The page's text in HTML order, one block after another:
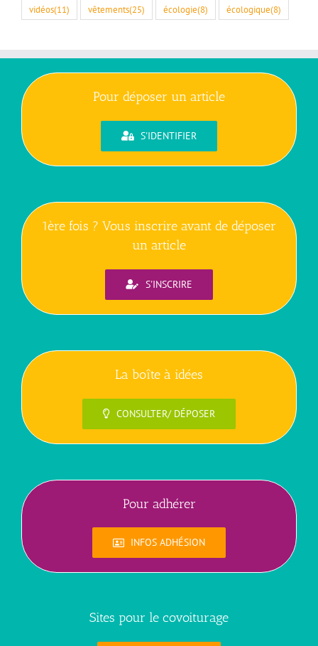
vidéos(11) vêtements(25) écologie(8) écologique(8)
Pour déposer un article
S'IDENTIFIER
1ère fois ? Vous inscrire avant de déposer
un article
S'INSCRIRE
La boîte à idées
CONSULTER/ DÉPOSER
Pour adhérer
INFOS ADHÉSION
Sites pour le covoiturage